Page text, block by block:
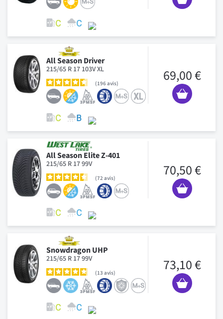
All Season Driver
215/65 R 17 103V XL
196avis 69,00 €
All Season Elite Z-401
215/65 R 17 99V
72 avis 70,50 €
Snowdragon UHP
215/65 R 17 99V
13 avis 73,10 €